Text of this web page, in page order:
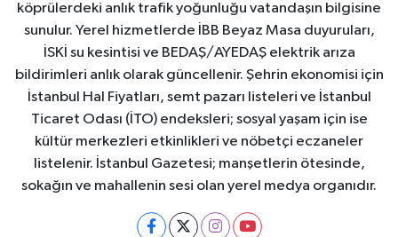
köprülerdeki anlık trafik yoğunluğu vatandaşın bilgisine
sunulur. Yerel hizmetlerde İBB Beyaz Masa duyuruları,
İSKİ su kesintisi ve BEDAŞ/AYEDAŞ elektrik arıza
bildirimleri anlık olarak güncellenir. Şehrin ekonomisi için
İstanbul Hal Fiyatları, semt pazarı listeleri ve İstanbul
Ticaret Odası (İTO) endeksleri; sosyal yaşam için ise
kültür merkezleri etkinlikleri ve nöbetçi eczaneler
listelenir. İstanbul Gazetesi; manşetlerin ötesinde,
sokağın ve mahallenin sesi olan yerel medya organıdır.